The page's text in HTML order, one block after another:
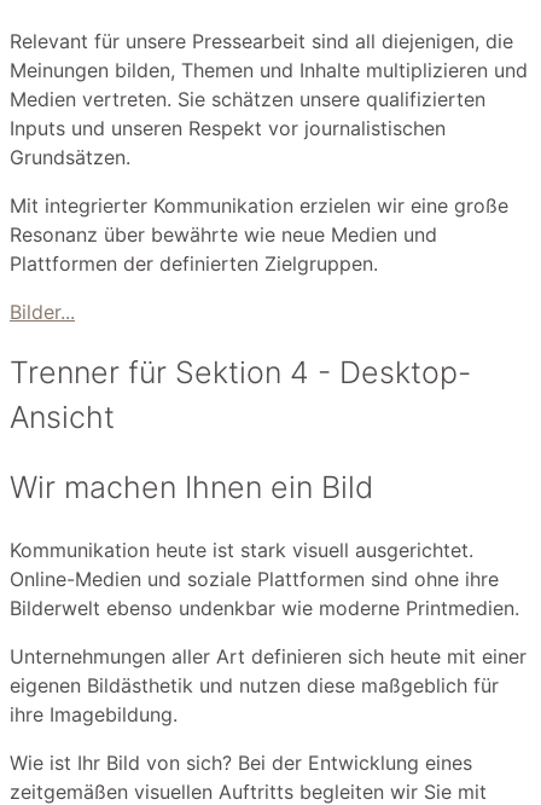
Relevant für unsere Pressearbeit sind all diejenigen, die
Meinungen bilden, Themen und Inhalte multiplizieren und
Medien vertreten. Sie schätzen unsere qualifizierten
Inputs und unseren Respekt vor journalistischen
Grundsätzen.
Mit integrierter Kommunikation erzielen wir eine große
Resonanz über bewährte wie neue Medien und
Plattformen der definierten Zielgruppen.
Bilder...
Trenner für Sektion 4 - Desktop-
Ansicht
Wir machen Ihnen ein Bild
Kommunikation heute ist stark visuell ausgerichtet.
Online-Medien und soziale Plattformen sind ohne ihre
Bilderwelt ebenso undenkbar wie moderne Printmedien.
Unternehmungen aller Art definieren sich heute mit einer
eigenen Bildästhetik und nutzen diese maßgeblich für
ihre Imagebildung.
Wie ist Ihr Bild von sich? Bei der Entwicklung eines
zeitgemäßen visuellen Auftritts begleiten wir Sie mit